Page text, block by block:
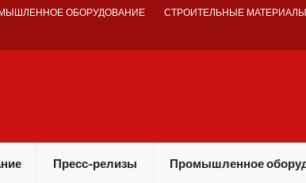
ОБОРУДОВАНИЕ СТРОИТЕЛЬНЫЕ МАТЕРИАЛЫ
Пресс-релизы Промышленное